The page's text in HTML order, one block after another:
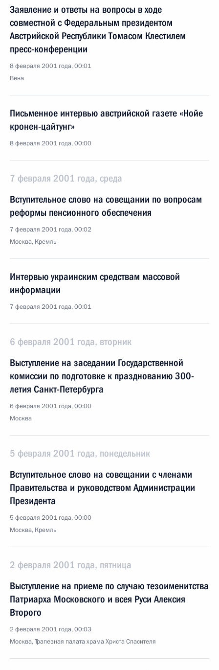
Заявление и ответы на вопросы в ходе
совместной с Федеральным президентом
Австрийской Республики Томасом Клестилем
пресс-конференции
8 февраля 2001 года, 00:01
Вена
Письменное интервью австрийской газете «Нойе
кронен-цайтунг»
8 февраля 2001 года, 00:00
7 февраля 2001 года, среда
Вступительное слово на совещании по вопросам
реформы пенсионного обеспечения
7 февраля 2001 года, 00:02
Москва, Кремль
Интервью украинским средствам массовой
информации
7 февраля 2001 года, 00:01
6 февраля 2001 года, вторник
Выступление на заседании Государственной
комиссии по подготовке к празднованию 300-
летия Санкт-Петербурга
6 февраля 2001 года, 00:00
Москва
5 февраля 2001 года, понедельник
Вступительное слово на совещании с членами
Правительства и руководством Администрации
Президента
5 февраля 2001 года, 00:00
Москва, Кремль
2 февраля 2001 года, пятница
Выступление на приеме по случаю тезоименитства
Патриарха Московского и всея Руси Алексия
Второго
2 февраля 2001 года, 00:03
Москва, Трапезная палата храма Христа Спасителя